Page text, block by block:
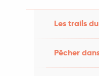
Les trails
Pêcher